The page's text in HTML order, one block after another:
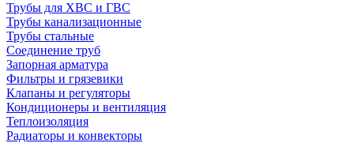
Трубы для ХВС и ГВС
Трубы канализационные
Трубы стальные
Соединение труб
Запорная арматура
Фильтры и грязевики
Клапаны и регуляторы
Кондиционеры и вентиляция
Теплоизоляция
Радиаторы и конвекторы